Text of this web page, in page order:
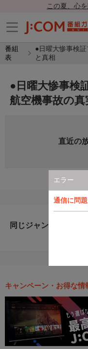
この夏、心
番組
表
●日曜大惨事検
と真相
エラー
通信に問
●日曜大惨事検
航空機事故の真
直近の
同じジャンルのおすす
キャンペーン・お得な情